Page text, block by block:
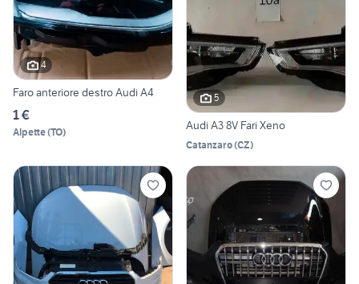
4
Faro anteriore destro Audi A4
1 €
Alpette(TO)
5
Audi A3 8V Fari Xeno
Catanzaro(CZ)